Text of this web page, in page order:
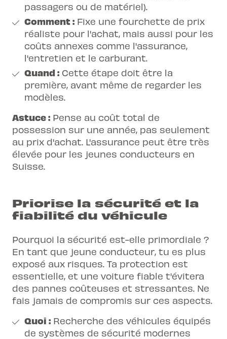
passagers ou de matériel).
Comment : Fixe une fourchette de prix
réaliste pour l'achat, mais aussi pour les
coûts annexes comme l'assurance,
l'entretien et le carburant.
Quand : Cette étape doit être la
première, avant même de regarder les
modèles.
Astuce : Pense au coût total de
possession sur une année, pas seulement
au prix d'achat. L'assurance peut être très
élevée pour les jeunes conducteurs en
Suisse.
Priorise la sécurité et la
fiabilité du véhicule
Pourquoi la sécurité est-elle primordiale ?
En tant que jeune conducteur, tu es plus
exposé aux risques. Ta protection est
essentielle, et une voiture fiable t'évitera
des pannes coûteuses et stressantes. Ne
fais jamais de compromis sur ces aspects.
Quoi : Recherche des véhicules équipés
de systèmes de sécurité modernes